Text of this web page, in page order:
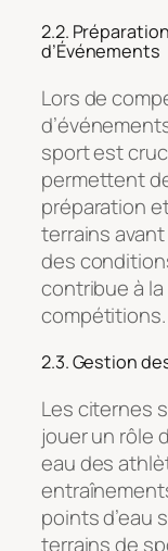
2.2.
d’Événements
Lors de
sport est
permettent
préparation
terrains
des
contribue à
compétitions.
2.3. Gestion
Les citernes
jouer un rôle
eau des
points d’eau
terrains de